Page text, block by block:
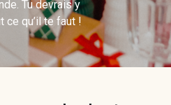
Tu devrais y
ce qu’il te faut !